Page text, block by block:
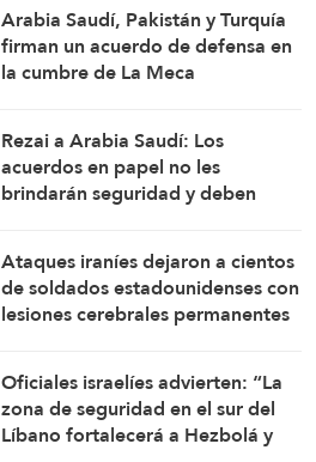
Arabia Saudí, Pakistán y Turquía
firman un acuerdo de defensa en
la cumbre de La Meca
Rezai a Arabia Saudí: Los
acuerdos en papel no les
brindarán seguridad y deben
Ataques iraníes dejaron a cientos
de soldados estadounidenses con
lesiones cerebrales permanentes
Oficiales israelíes advierten: “La
zona de seguridad en el sur del
Líbano fortalecerá a Hezbolá y